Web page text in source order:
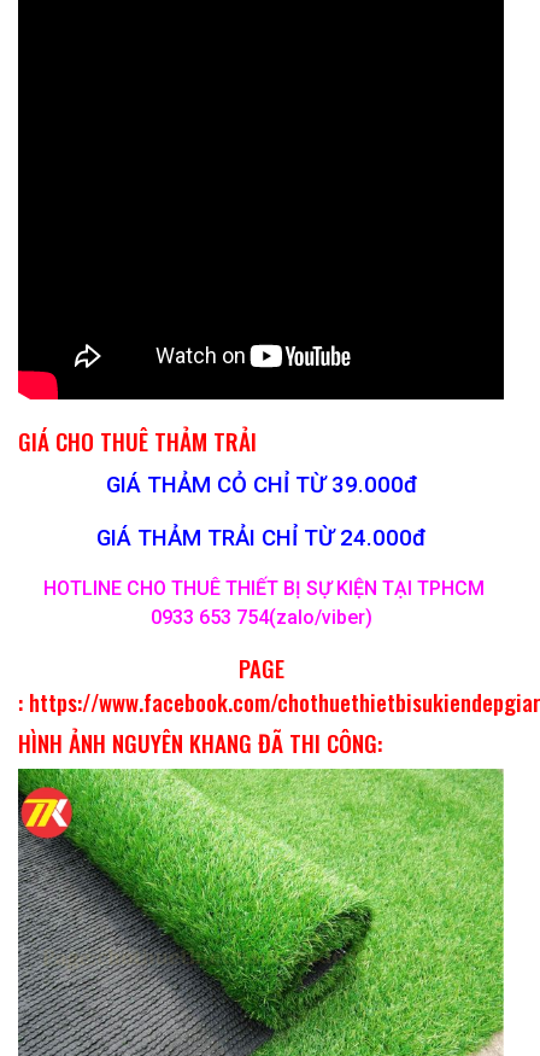
GIÁ CHO THUÊ THẢM TRẢI
GIÁ THẢM CỎ CHỈ TỪ 39.000đ
GIÁ THẢM TRẢI CHỈ TỪ 24.000đ
HOTLINE CHO THUÊ THIẾT BỊ SỰ KIỆN TẠI TPHCM
0933 653 754(zalo/viber)
PAGE
: https://www.facebook.com/
HÌNH ẢNH NGUYÊN KHANG ĐÃ THI CÔNG: